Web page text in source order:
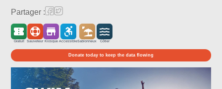
Partager :
Gratuit Sauveteur Kiosque AccessibleSablonneux Côtier
Donate today to keep the data flowing